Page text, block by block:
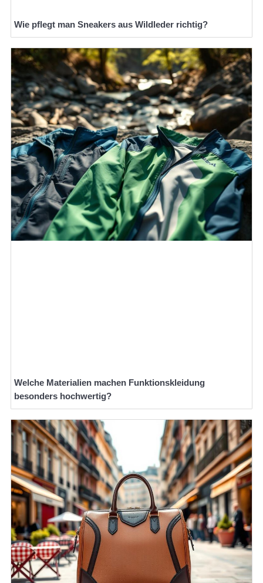
Wie pflegt man Sneakers aus Wildleder richtig?
Welche Materialien machen Funktionskleidung
besonders hochwertig?